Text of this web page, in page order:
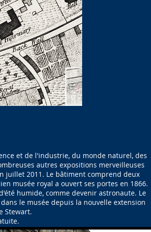
et de l'industrie, du monde naturel, des
autres expositions merveilleuses
juillet 2011. Le bâtiment comprend deux
musée royal a ouvert ses portes en 1866.
humide, comme devenir astronaute. Le
le musée depuis la nouvelle extension
Stewart.